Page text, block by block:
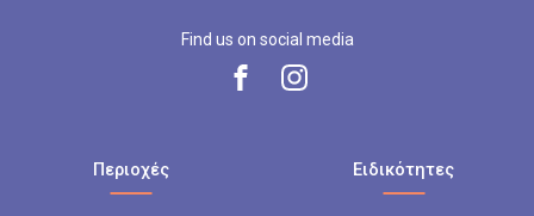
Find us on social media
Περιοχές Ειδικότητες